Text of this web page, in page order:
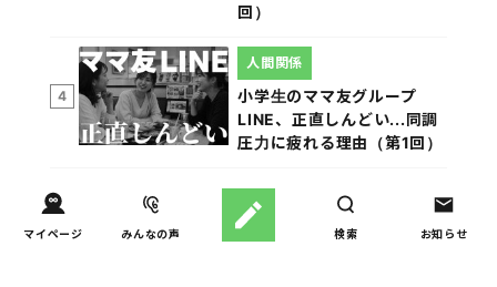
マイページ みんなの声 検索 お知らせ
回）
4
小学生のママ友グループ
LINE、正直しんどい...同調
圧力に疲れる理由（第1回）
人間関係
5
【掲示板の声×公認心理師】
親子関係